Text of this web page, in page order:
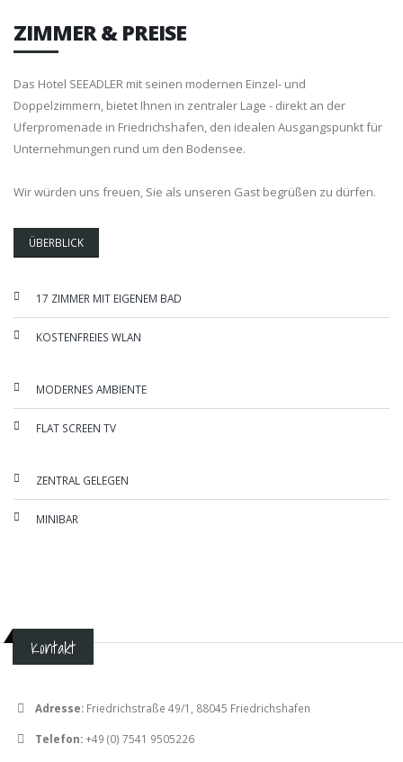
ZIMMER & PREISE
Das Hotel SEEADLER mit seinen modernen Einzel- und
Doppelzimmern, bietet Ihnen in zentraler Lage - direkt an der
Uferpromenade in Friedrichshafen, den idealen Ausgangspunkt für
Unternehmungen rund um den Bodensee.
Wir würden uns freuen, Sie als unseren Gast begrüßen zu dürfen.
ÜBERBLICK
17 ZIMMER MIT EIGENEM BAD
KOSTENFREIES WLAN
MODERNES AMBIENTE
FLAT SCREEN TV
ZENTRAL GELEGEN
MINIBAR
Kontakt
Adresse: Friedrichstraße 49/1, 88045 Friedrichshafen
Telefon:+49 (0) 7541 9505226